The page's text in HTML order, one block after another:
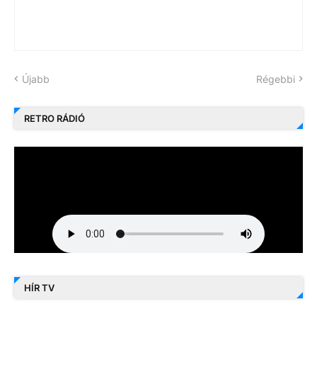
Újabb Régebbi
RETRO RÁDIÓ
HÍR TV